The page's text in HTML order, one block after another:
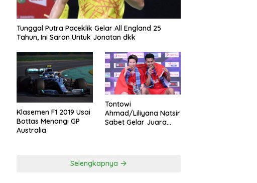
Tunggal Putra Paceklik Gelar All England 25
Tahun, Ini Saran Untuk Jonatan dkk
Klasemen F1 2019 Usai
Bottas Menangi GP
Australia
Tontowi
Ahmad/Liliyana Natsir
Sabet Gelar Juara
Selengkapnya